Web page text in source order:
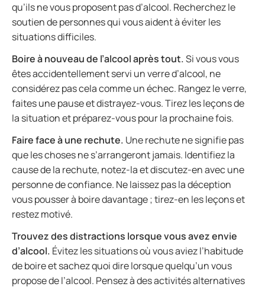
qu’ils ne vous proposent pas d’alcool. Recherchez le
soutien de personnes qui vous aident à éviter les
situations difficiles.
Boire à nouveau de l’alcool après tout.Si vous vous
êtes accidentellement servi un verre d’alcool, ne
considérez pas cela comme un échec. Rangez le verre,
faites une pause et distrayez-vous. Tirez les leçons de
la situation et préparez-vous pour la prochaine fois.
Faire face à une rechute. Une rechute ne signifie pas
que les choses ne s’arrangeront jamais. Identifiez la
cause de la rechute, notez-la et discutez-en avec une
personne de confiance. Ne laissez pas la déception
vous pousser à boire davantage ; tirez-en les leçons et
restez motivé.
Trouvez des distractions lorsque vous avez envie
d’alcool. Évitez les situations où vous aviez l’habitude
de boire et sachez quoi dire lorsque quelqu’un vous
propose de l’alcool. Pensez à des activités alternatives